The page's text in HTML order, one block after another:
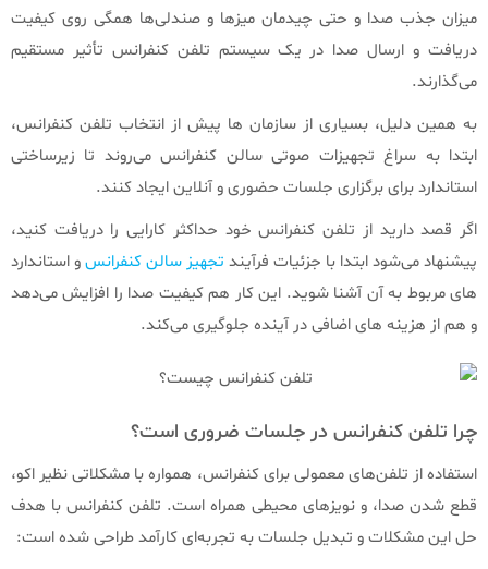
میزان جذب صدا و حتی چیدمان میزها و صندلی‌ها همگی روی کیفیت
دریافت و ارسال صدا در یک سیستم تلفن کنفرانس تأثیر مستقیم
می‌گذارند.
به همین دلیل، بسیاری از سازمان‌ ها پیش از انتخاب تلفن کنفرانس،
ابتدا به سراغ تجهیزات صوتی سالن کنفرانس می‌روند تا زیرساختی
استاندارد برای برگزاری جلسات حضوری و آنلاین ایجاد کنند.
اگر قصد دارید از تلفن کنفرانس خود حداکثر کارایی را دریافت کنید،
پیشنهاد می‌شود ابتدا با جزئیات فرآیند تجهیز سالن کنفرانسو استاندارد
های مربوط به آن آشنا شوید. این کار هم کیفیت صدا را افزایش می‌دهد
و هم از هزینه‌ های اضافی در آینده جلوگیری می‌کند.
چرا تلفن کنفرانس در جلسات ضروری است؟
استفاده از تلفن‌های معمولی برای کنفرانس، همواره با مشکلاتی نظیر اکو،
قطع شدن صدا، و نویزهای محیطی همراه است. تلفن کنفرانس با هدف
حل این مشکلات و تبدیل جلسات به تجربه‌ای کارآمد طراحی شده است: